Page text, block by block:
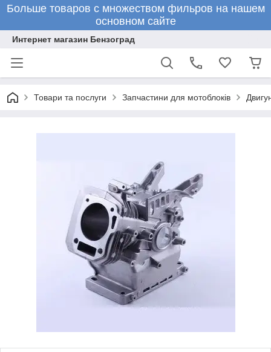
Больше товаров с множеством фильров на нашем
основном сайте
Интернет магазин Бензоград
Товари та послуги Запчастини для мотоблоків